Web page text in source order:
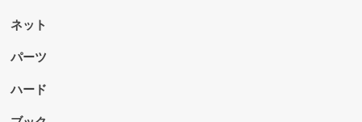
ネット
パーツ
ハード